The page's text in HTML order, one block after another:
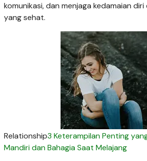
komunikasi, dan menjaga kedamaian
yang sehat.
Relationship3 Keterampilan Penting
Mandiri dan Bahagia Saat Melajang